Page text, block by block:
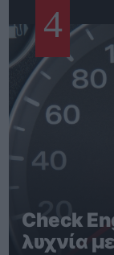
4
Check
λυχνία